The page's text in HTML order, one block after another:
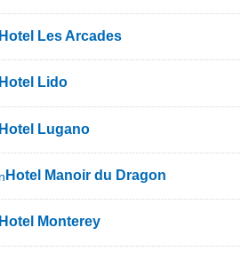
Hotel Les Arcades
Hotel Lido
Hotel Lugano
Hotel Manoir du Dragon
Hotel Monterey